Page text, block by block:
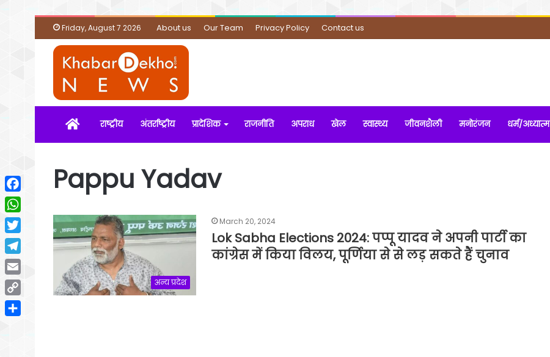
Friday, August 7 2026 About us Our Team Privacy Policy Contact us
Homeराष्ट्रीय अंतर्राष्ट्रीय प्रादेशिक राजनीति अपराध खेल स्वास्थ्य जीवनशैली मनोरंजन धर्म/अध्यात्म
Pappu Yadav
अन्य प्रदेश
March 20, 2024
Lok Sabha Elections 2024: पप्पू यादव ने अपनी पार्टी का
कांग्रेस में किया विलय, पूर्णिया से से लड़ सकते हैं चुनाव
Facebook
WhatsApp
Twitter
Telegram
Email
Copy
Link